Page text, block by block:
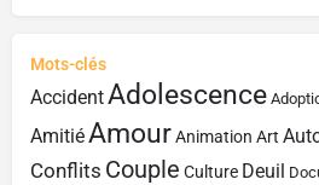
Mots-clés
AccidentAdolescence
AmitiéAmourAnimation Art
Conflits Couple Culture Deuil